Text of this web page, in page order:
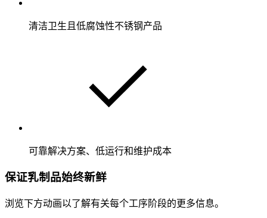
清洁卫生且低腐蚀性不锈钢产品
可靠解决方案、低运行和维护成本
保证乳制品始终新鲜
浏览下方动画以了解有关每个工序阶段的更多信息。